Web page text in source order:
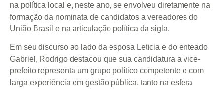
na política local e, neste ano, se envolveu diretamente na
formação da nominata de candidatos a vereadores do
União Brasil e na articulação política da sigla.
Em seu discurso ao lado da esposa Letícia e do enteado
Gabriel, Rodrigo destacou que sua candidatura a vice-
prefeito representa um grupo político competente e com
larga experiência em gestão pública, tanto na esfera